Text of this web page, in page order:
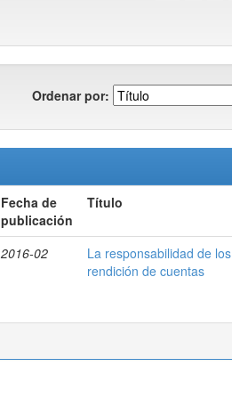
Ordenar por:
Fecha de
publicación
Título
2016-02
La responsabilidad de
rendición de cuentas